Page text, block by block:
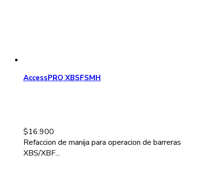
AccessPRO XBSFSMH
$16.900
Refaccion de manija para operacion de barreras
XBS/XBF...